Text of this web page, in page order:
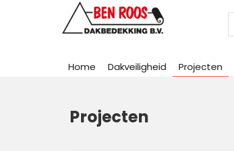
Search
Home Dakveiligheid Projecten
Projecten